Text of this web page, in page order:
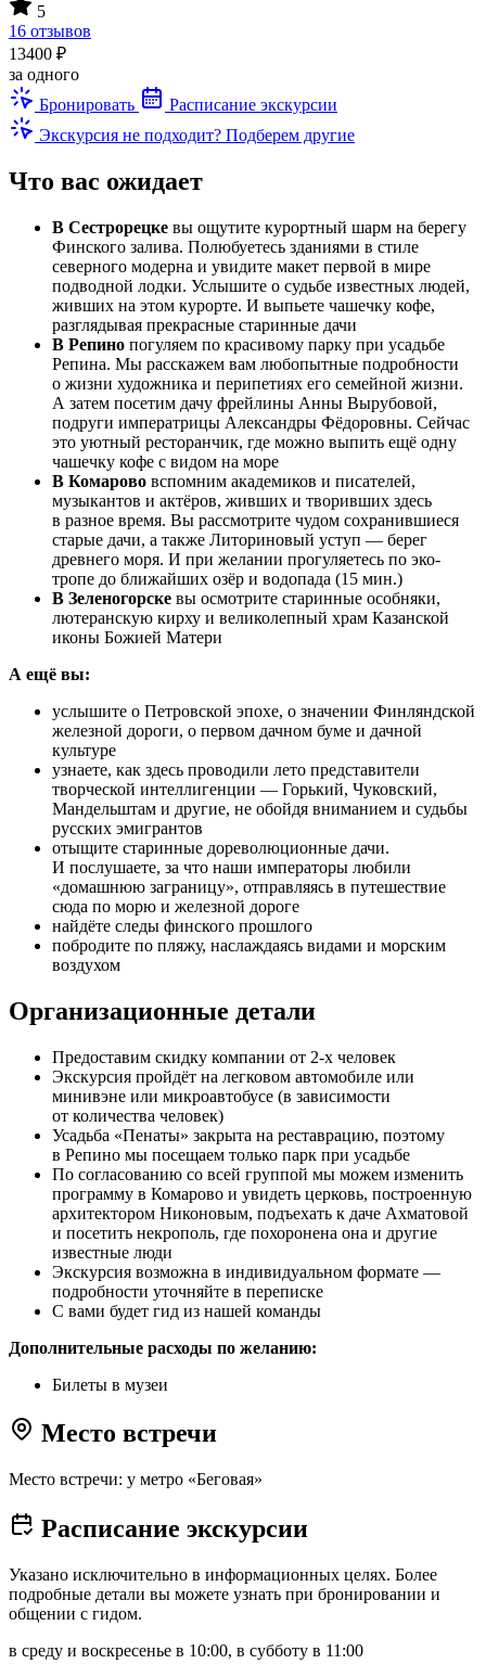
5
16 отзывов
13400 ₽
за одного
Бронировать
Расписание экскурсии
Экскурсия не подходит? Подберем другие
Что вас ожидает
В Сестрорецке вы ощутите курортный шарм на берегу
Финского залива. Полюбуетесь зданиями в стиле
северного модерна и увидите макет первой в мире
подводной лодки. Услышите о судьбе известных людей,
живших на этом курорте. И выпьете чашечку кофе,
разглядывая прекрасные старинные дачи
В Репино погуляем по красивому парку при усадьбе
Репина. Мы расскажем вам любопытные подробности
о жизни художника и перипетиях его семейной жизни.
А затем посетим дачу фрейлины Анны Вырубовой,
подруги императрицы Александры Фёдоровны. Сейчас
это уютный ресторанчик, где можно выпить ещё одну
чашечку кофе с видом на море
В Комарово вспомним академиков и писателей,
музыкантов и актёров, живших и творивших здесь
в разное время. Вы рассмотрите чудом сохранившиеся
старые дачи, а также Литориновый уступ — берег
древнего моря. И при желании прогуляетесь по эко-
тропе до ближайших озёр и водопада (15 мин.)
В Зеленогорске вы осмотрите старинные особняки,
лютеранскую кирху и великолепный храм Казанской
иконы Божией Матери
А ещё вы:
услышите о Петровской эпохе, о значении Финляндской
железной дороги, о первом дачном буме и дачной
культуре
узнаете, как здесь проводили лето представители
творческой интеллигенции — Горький, Чуковский,
Мандельштам и другие, не обойдя вниманием и судьбы
русских эмигрантов
отыщите старинные дореволюционные дачи.
И послушаете, за что наши императоры любили
«домашнюю заграницу», отправляясь в путешествие
сюда по морю и железной дороге
найдёте следы финского прошлого
побродите по пляжу, наслаждаясь видами и морским
воздухом
Организационные детали
Предоставим скидку компании от 2-х человек
Экскурсия пройдёт на легковом автомобиле или
минивэне или микроавтобусе (в зависимости
от количества человек)
Усадьба «Пенаты» закрыта на реставрацию, поэтому
в Репино мы посещаем только парк при усадьбе
По согласованию со всей группой мы можем изменить
программу в Комарово и увидеть церковь, построенную
архитектором Никоновым, подъехать к даче Ахматовой
и посетить некрополь, где похоронена она и другие
известные люди
Экскурсия возможна в индивидуальном формате —
подробности уточняйте в переписке
С вами будет гид из нашей команды
Дополнительные расходы по желанию:
Билеты в музеи
Место встречи
Место встречи: у метро «Беговая»
Расписание экскурсии
Указано исключительно в информационных целях. Более
подробные детали вы можете узнать при бронировании и
общении с гидом.
в среду и воскресенье в 10:00, в субботу в 11:00